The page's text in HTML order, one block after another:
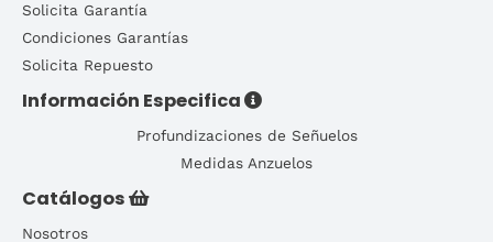
Solicita Garantía
Condiciones Garantías
Solicita Repuesto
Información Especifica
Profundizaciones de Señuelos
Medidas Anzuelos
Catálogos
Nosotros